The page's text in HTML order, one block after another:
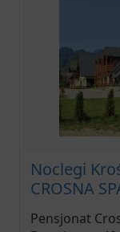
Noclegi
CROSNA
Pensjonat